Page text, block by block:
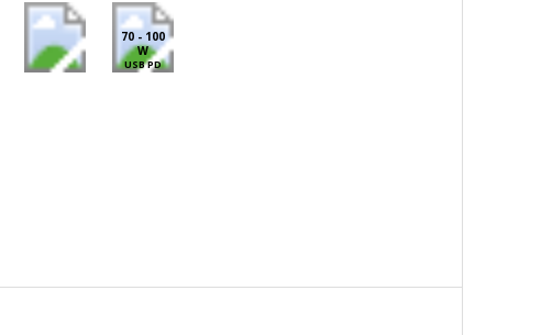
70 - 100
W
USB PD